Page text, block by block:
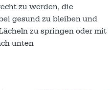
zu werden, die
gesund zu bleiben und
zu springen oder mit
unten